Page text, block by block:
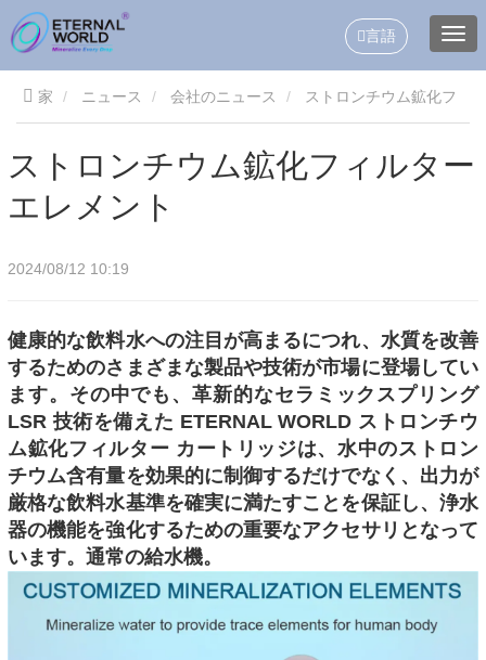
言語
家 ニュース 会社のニュース
ストロンチウム鉱化フィルター
エレメント
2024/08/12 10:19
健康的な飲料水への注目が高まるにつれ、水質を改善
するためのさまざまな製品や技術が市場に登場してい
ます。その中でも、革新的なセラミックスプリング
LSR 技術を備えた ETERNAL WORLD ストロンチウ
ム鉱化フィルター カートリッジは、水中のストロン
チウム含有量を効果的に制御するだけでなく、出力が
厳格な飲料水基準を確実に満たすことを保証し、浄水
器の機能を強化するための重要なアクセサリとなって
います。通常の給水機。